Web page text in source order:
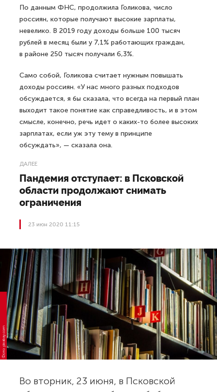
По данным ФНС, продолжила Голикова, число
россиян, которые получают высокие зарплаты,
невелико. В 2019 году доходы больше 100 тысяч
рублей в месяц были у 7,1% работающих граждан,
в районе 250 тысяч получали 6,3%.
Само собой, Голикова считает нужным повышать
доходы россиян. «У нас много разных подходов
обсуждается, я бы сказала, что всегда на первый план
выходит такое понятие как справедливость, и в этом
смысле, конечно, речь идет о каких-то более высоких
зарплатах, если уж эту тему в принципе
обсуждать», — сказала она.
ДАЛЕЕ
Пандемия отступает: в Псковской
области продолжают снимать
ограничения
23 июн 2020 11:15
Фото: pixabay.com
Во вторник, 23 июня, в Псковской